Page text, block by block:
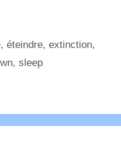
,éteindre,extinction,
, sleep